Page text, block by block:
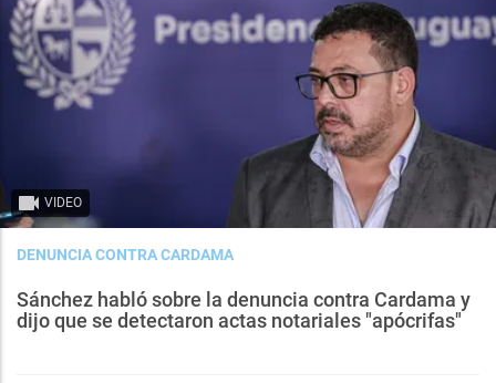
VIDEO
DENUNCIA CONTRA CARDAMA
Sánchez habló sobre la denuncia contra Cardama y
dijo que se detectaron actas notariales "apócrifas"